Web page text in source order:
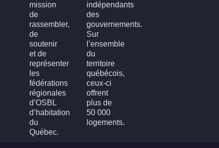
mission
de
rassembler,
de
soutenir
et de
représenter
les
fédérations
régionales
d’OSBL
d’habitation
du
Québec.
indépendants
des
gouvernements.
Sur
l’ensemble
du
territoire
québécois,
ceux-ci
offrent
plus de
50 000
logements.